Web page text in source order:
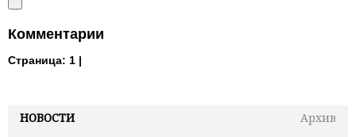
НОВОСТИ
Архив
Комментарии
Страница: 1 |